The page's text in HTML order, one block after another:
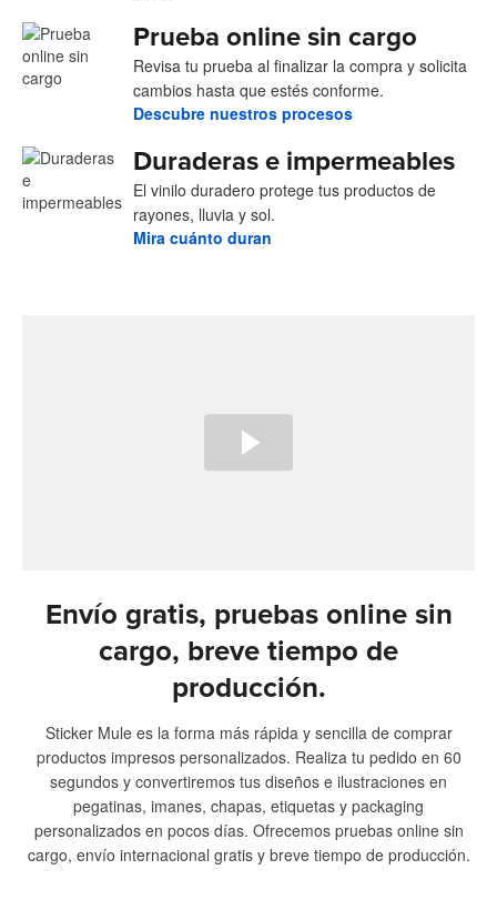
Prueba online sin cargo
Revisa tu prueba al finalizar la compra y solicita
cambios hasta que estés conforme.
Descubre nuestros procesos
Duraderas e impermeables
El vinilo duradero protege tus productos de
rayones, lluvia y sol.
Mira cuánto duran
Envío gratis, pruebas online sin
cargo, breve tiempo de
producción.
Sticker Mule es la forma más rápida y sencilla de comprar
productos impresos personalizados. Realiza tu pedido en 60
segundos y convertiremos tus diseños e ilustraciones en
pegatinas, imanes, chapas, etiquetas y packaging
personalizados en pocos días. Ofrecemos pruebas online sin
cargo, envío internacional gratis y breve tiempo de producción.